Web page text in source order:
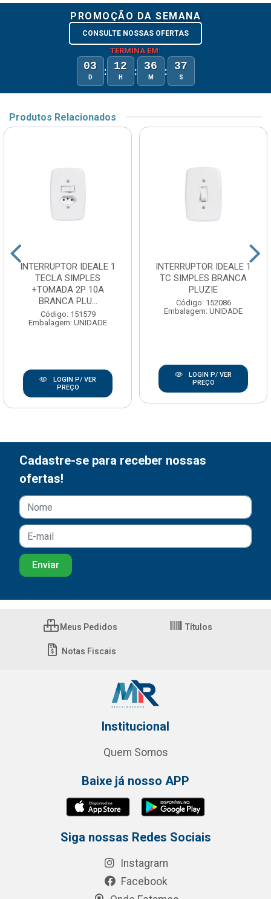
PROMOÇÃO DA SEMANA
CONSULTE NOSSAS OFERTAS
TERMINA EM:
03
D : 12
H : 36
M : 37
S
Produtos Relacionados
INTERRUPTOR IDEALE 1
TECLA SIMPLES
+TOMADA 2P 10A
BRANCA PLU...
Código: 151579
Embalagem: UNIDADE
LOGIN P/ VER
PREÇO
INTERRUPTOR IDEALE 1
TC SIMPLES BRANCA
PLUZIE
Código: 152086
Embalagem: UNIDADE
LOGIN P/ VER
PREÇO
Cadastre-se para receber nossas
ofertas!
Meus Pedidos Títulos
Notas Fiscais
Institucional
Quem Somos
Baixe já nosso APP
Siga nossas Redes Sociais
Instagram
Facebook